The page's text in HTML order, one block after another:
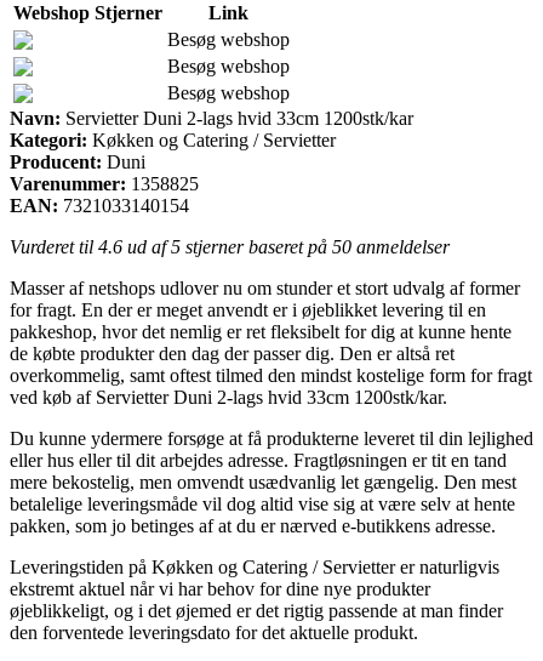
Webshop Stjerner
Link
Besøg webshop
Besøg webshop
Besøg webshop
Navn: Servietter Duni 2-lags hvid 33cm 1200stk/kar
Kategori: Køkken og Catering / Servietter
Producent: Duni
Varenummer: 1358825
EAN: 7321033140154
Vurderet til 4.6 ud af 5 stjerner baseret på 50 anmeldelser
Masser af netshops udlover nu om stunder et stort udvalg af former
for fragt. En der er meget anvendt er i øjeblikket levering til en
pakkeshop, hvor det nemlig er ret fleksibelt for dig at kunne hente
de købte produkter den dag der passer dig. Den er altså ret
overkommelig, samt oftest tilmed den mindst kostelige form for fragt
ved køb af Servietter Duni 2-lags hvid 33cm 1200stk/kar.
Du kunne ydermere forsøge at få produkterne leveret til din lejlighed
eller hus eller til dit arbejdes adresse. Fragtløsningen er tit en tand
mere bekostelig, men omvendt usædvanlig let gængelig. Den mest
betalelige leveringsmåde vil dog altid vise sig at være selv at hente
pakken, som jo betinges af at du er nærved e-butikkens adresse.
Leveringstiden på Køkken og Catering / Servietter er naturligvis
ekstremt aktuel når vi har behov for dine nye produkter
øjeblikkeligt, og i det øjemed er det rigtig passende at man finder
den forventede leveringsdato for det aktuelle produkt.